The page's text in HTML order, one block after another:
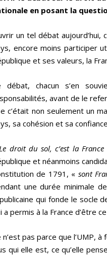
en posant la
un tel débat aujourd’hui,
encore moins participer
et ses valeurs, la
débat, chacun s’en
avant de le
c’était non seulement un
sa cohésion et sa
droit du sol, c’est la France
et néanmoins
de 1791, « sont
une durée minimale
qui fonde le socle
a permis à la France d’être
n’est pas parce que l’UMP,
qui elle est, ce qu’elle